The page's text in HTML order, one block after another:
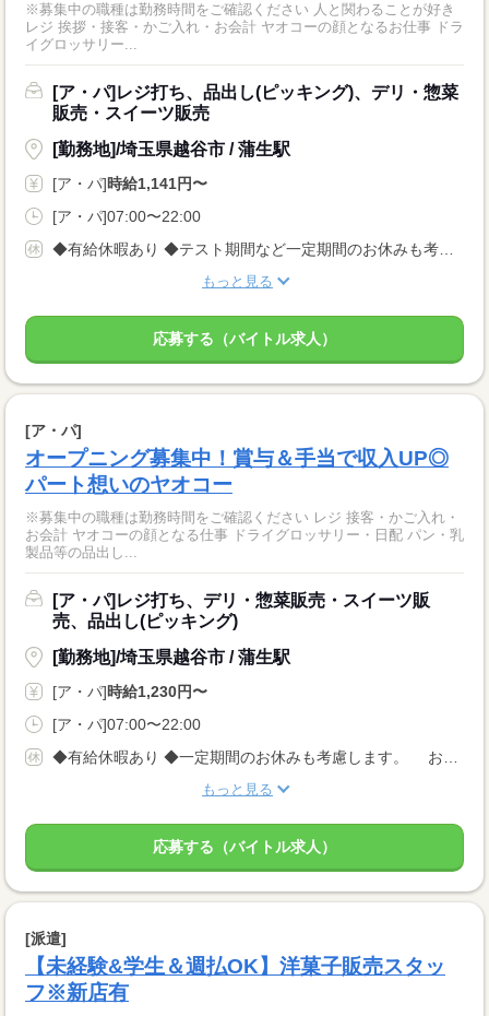
※募集中の職種は勤務時間をご確認ください 人と関わることが好き
レジ 挨拶・接客・かご入れ・お会計 ヤオコーの顔となるお仕事 ドラ
イグロッサリー...
[ア・パ]レジ打ち、品出し(ピッキング)、デリ・惣菜
販売・スイーツ販売
[勤務地]/埼玉県越谷市 / 蒲生駅
[ア・パ]時給1,141円〜
[ア・パ]07:00〜22:00
もっと見る
応募する（バイトル求人）
[ア・パ]
オープニング募集中！賞与＆手当で収入UP◎
パート想いのヤオコー
※募集中の職種は勤務時間をご確認ください レジ 接客・かご入れ・
お会計 ヤオコーの顔となる仕事 ドライグロッサリー・日配 パン・乳
製品等の品出し...
[ア・パ]レジ打ち、デリ・惣菜販売・スイーツ販
売、品出し(ピッキング)
[勤務地]/埼玉県越谷市 / 蒲生駅
[ア・パ]時給1,230円〜
[ア・パ]07:00〜22:00
もっと見る
応募する（バイトル求人）
[派遣]
【未経験&学生＆週払OK】洋菓子販売スタッ
フ※新店有